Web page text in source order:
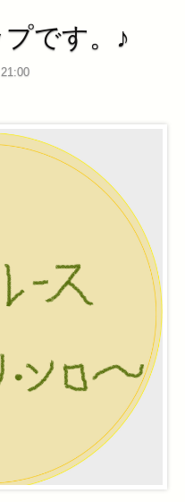
です。♪